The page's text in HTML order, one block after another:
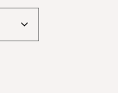
Dutch Passion